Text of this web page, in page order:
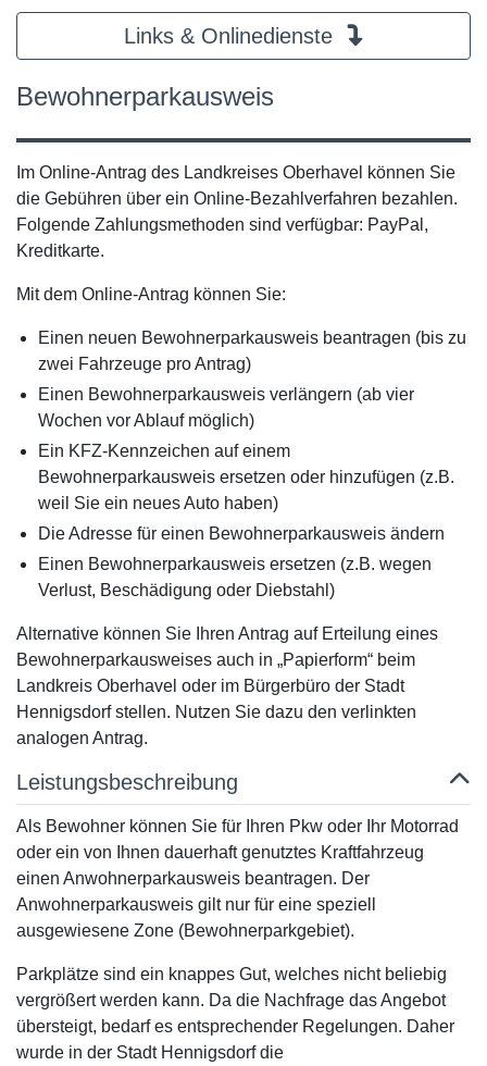
Links & Onlinedienste
Bewohnerparkausweis
Im Online-Antrag des Landkreises Oberhavel können Sie
die Gebühren über ein Online-Bezahlverfahren bezahlen.
Folgende Zahlungsmethoden sind verfügbar: PayPal,
Kreditkarte.
Mit dem Online-Antrag können Sie:
Einen neuen Bewohnerparkausweis beantragen (bis zu
zwei Fahrzeuge pro Antrag)
Einen Bewohnerparkausweis verlängern (ab vier
Wochen vor Ablauf möglich)
Ein KFZ-Kennzeichen auf einem
Bewohnerparkausweis ersetzen oder hinzufügen (z.B.
weil Sie ein neues Auto haben)
Die Adresse für einen Bewohnerparkausweis ändern
Einen Bewohnerparkausweis ersetzen (z.B. wegen
Verlust, Beschädigung oder Diebstahl)
Alternative können Sie Ihren Antrag auf Erteilung eines
Bewohnerparkausweises auch in „Papierform“ beim
Landkreis Oberhavel oder im Bürgerbüro der Stadt
Hennigsdorf stellen. Nutzen Sie dazu den verlinkten
analogen Antrag.
Leistungsbeschreibung
Als Bewohner können Sie für Ihren Pkw oder Ihr Motorrad
oder ein von Ihnen dauerhaft genutztes Kraftfahrzeug
einen Anwohnerparkausweis beantragen. Der
Anwohnerparkausweis gilt nur für eine speziell
ausgewiesene Zone (Bewohnerparkgebiet).
Parkplätze sind ein knappes Gut, welches nicht beliebig
vergrößert werden kann. Da die Nachfrage das Angebot
übersteigt, bedarf es entsprechender Regelungen. Daher
wurde in der Stadt Hennigsdorf die